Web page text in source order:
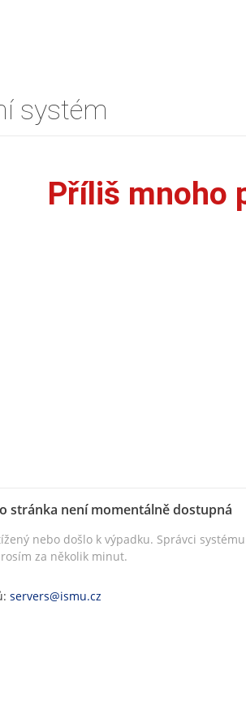
systém
Příliš mnoho
stránka není momentálně dostupná
nebo došlo k výpadku. Správci
za několik minut.
servers@ismu.cz